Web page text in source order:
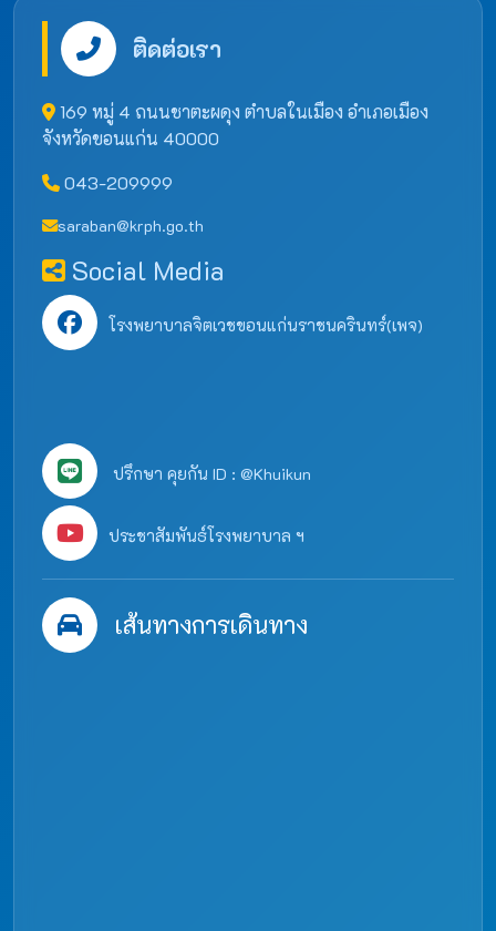
ติดต่อเรา
169 หมู่ 4 ถนนชาตะผดุง ตำบลในเมือง อำเภอเมือง
จังหวัดขอนแก่น 40000
043-209999
saraban@krph.go.th
Social Media
โรงพยาบาลจิตเวชขอนแก่นราชนครินทร์(เพจ)
ปรึกษา คุยกัน ID : @Khuikun
ประชาสัมพันธ์โรงพยาบาล ฯ
เส้นทางการเดินทาง